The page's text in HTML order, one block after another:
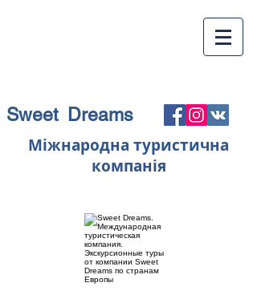
Sweet Dreams
Міжнародна туристична
компанія